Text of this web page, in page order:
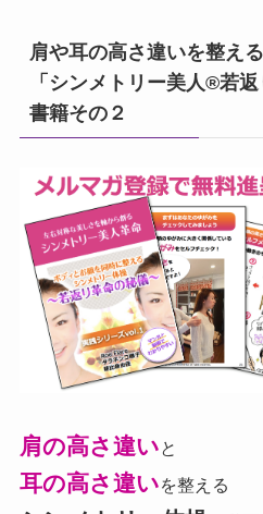
肩や耳の高さ違いを整え
「シンメトリー美人®
書籍その２
肩の高さ違い と
耳の高さ違いを整える